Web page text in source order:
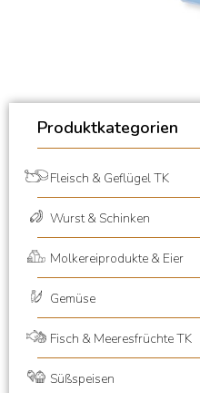
Produktkategorien
Fleisch & Geflügel TK
Wurst & Schinken
Molkereiprodukte & Eier
Gemüse
Fisch & Meeresfrüchte TK
Süßspeisen